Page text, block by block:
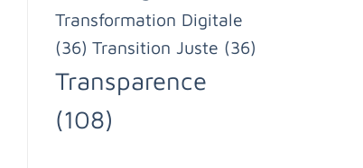
Transformation Digitale
(36) Transition Juste (36)
Transparence
(108)